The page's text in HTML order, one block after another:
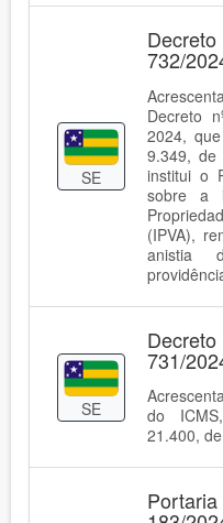
SE
732/
Decreto
2024,
9.349,
institui o
sobre a
(IPVA),
anistia
SE
731/
do
21.400,